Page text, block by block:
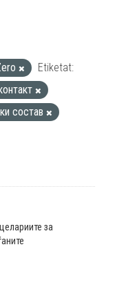
Etiketat:
состав
за